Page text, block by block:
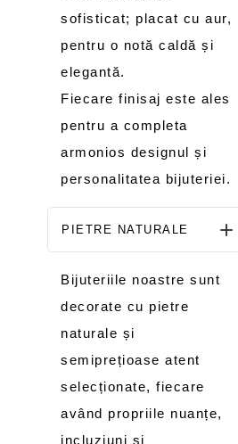
sofisticat; placat cu aur,
pentru o notă caldă și
elegantă.
Fiecare finisaj este ales
pentru a completa
armonios designul și
personalitatea bijuteriei.
PIETRE NATURALE
Bijuteriile noastre sunt
decorate cu pietre
naturale și
semiprețioase atent
selecționate, fiecare
având propriile nuanțe,
incluziuni și